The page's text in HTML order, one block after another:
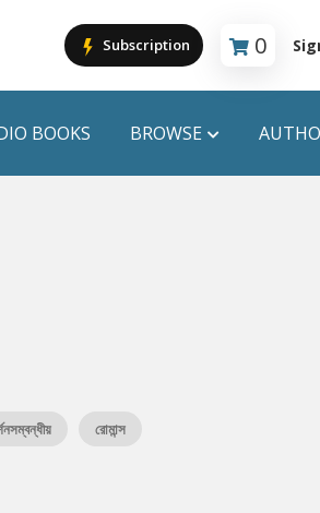
Subscription 0
Cart is empty
BOOKS BROWSE
রোমান্স